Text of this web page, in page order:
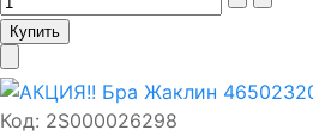
Код: 2S000026298